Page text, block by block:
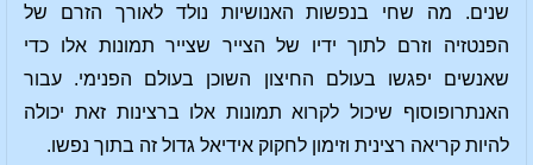
שנים. מה שחי בנפשות האנושיות נולד לאורך הזרם של
הפנטזיה וזרם לתוך ידיו של הצייר שצייר תמונות אלו כדי
שאנשים יפגשו בעולם החיצון השוכן בעולם הפנימי. עבור
האנתרופוסוף שיכול לקרוא תמונות אלו ברצינות זאת יכולה
להיות קריאה רצינית וזימון לחקוק אידיאל גדול זה בתוך נפשו.